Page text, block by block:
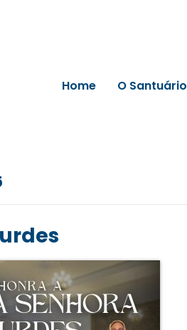
Home O Santuário